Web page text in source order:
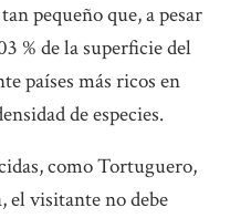
pequeño que, a pesar
% de la superficie del
países más ricos en
de especies.
como Tortuguero,
visitante no debe